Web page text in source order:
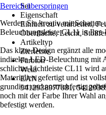
Set
Eigenschaft
Einfach zu verarbeiten,
Oberfläche, Leicht,
Artikeltyp
Zierleiste
Farbton
Weiß
EAN
5412938977081,
Bereich überspringen
Werden Sie kreativ mit
Beleuchtungsleiste CL11 in Ihre
Das klare Design ergänzt alle
indirekte LED-Beleuchtung mit
schlichte Lichtleiste CL11 wird
Materialien gefertigt und ist
grundiert und anstrichfertig
noch mit der Farbe Ihrer Wahl
befestigt werden.